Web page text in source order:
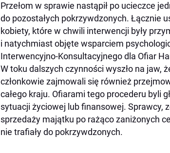
Przełom w sprawie nastąpił po ucieczce
do pozostałych pokrzywdzonych. Łącznie
kobiety, które w chwili interwencji były
i natychmiast objęte wsparciem
Interwencyjno-Konsultacyjnego dla Ofiar
W toku dalszych czynności wyszło na jaw,
członkowie zajmowali się również
całego kraju. Ofiarami tego procederu byli
sytuacji życiowej lub finansowej. Sprawcy,
sprzedaży majątku po rażąco zaniżonych
nie trafiały do pokrzywdzonych.